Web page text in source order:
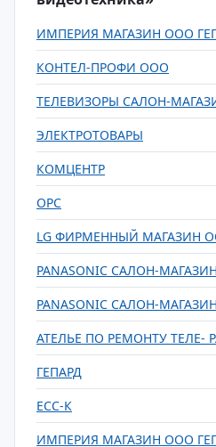
ИМПЕРИЯ МАГАЗИН ООО
КОНТЕЛ-ПРОФИ ООО
ТЕЛЕВИЗОРЫ САЛОН-
ЭЛЕКТРОТОВАРЫ
КОМЦЕНТР
ОРС
LG ФИРМЕННЫЙ МАГАЗИН
PANASONIC САЛОН-МАГАЗИН
PANASONIC САЛОН-МАГАЗИН
АТЕЛЬЕ ПО РЕМОНТУ ТЕЛЕ-
ГЕПАРД
ЕСС-К
ИМПЕРИЯ МАГАЗИН ООО